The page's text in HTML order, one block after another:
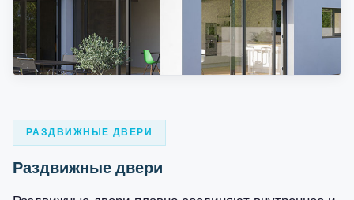
РАЗДВИЖНЫЕ ДВЕРИ
Раздвижные двери